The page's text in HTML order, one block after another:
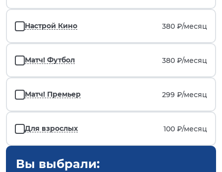
Настрой Кино 380 ₽/месяц
Матч! Футбол 380 ₽/месяц
Матч! Премьер 299 ₽/месяц
Для взрослых 100 ₽/месяц
Вы выбрали: